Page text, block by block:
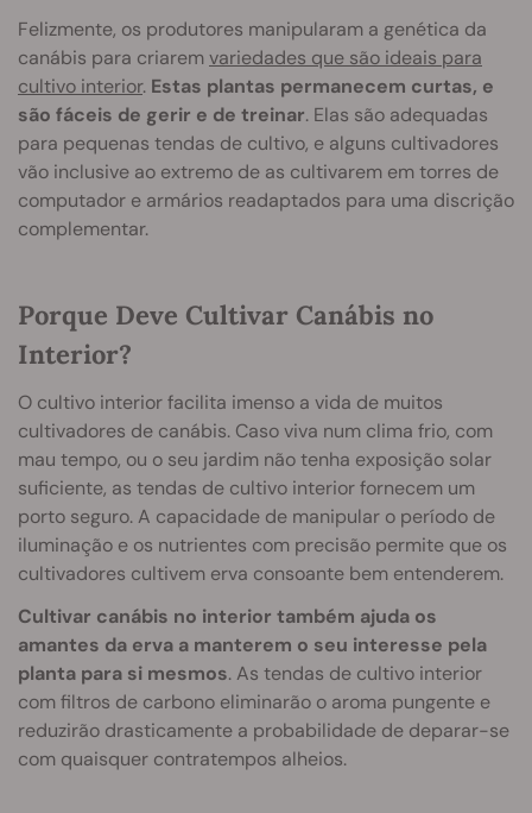
Felizmente, os produtores manipularam a genética da
canábis para criaremvariedades que são ideais para
cultivo interior. Estas plantas permanecem curtas, e
são fáceis de gerir e de treinar. Elas são adequadas
para pequenas tendas de cultivo, e alguns cultivadores
vão inclusive ao extremo de as cultivarem em torres de
computador e armários readaptados para uma discrição
complementar.
Porque Deve Cultivar Canábis no
Interior?
O cultivo interior facilita imenso a vida de muitos
cultivadores de canábis. Caso viva num clima frio, com
mau tempo, ou o seu jardim não tenha exposição solar
suficiente, as tendas de cultivo interior fornecem um
porto seguro. A capacidade de manipular o período de
iluminação e os nutrientes com precisão permite que os
cultivadores cultivem erva consoante bem entenderem.
Cultivar canábis no interior também ajuda os
amantes da erva a manterem o seu interesse pela
planta para si mesmos. As tendas de cultivo interior
com filtros de carbono eliminarão o aroma pungente e
reduzirão drasticamente a probabilidade de deparar-se
com quaisquer contratempos alheios.